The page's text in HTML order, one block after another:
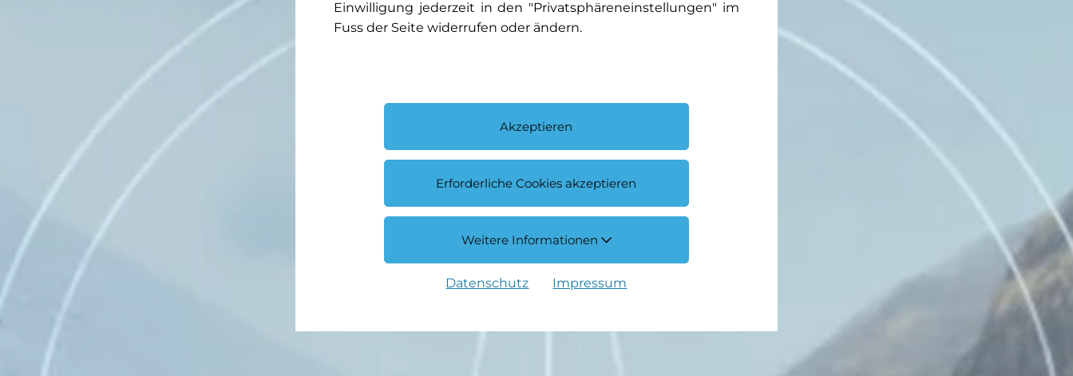
Einwilligung jederzeit in den "Privatsphäreneinstellungen" im
Fuss der Seite widerrufen oder ändern.
Akzeptieren
Erforderliche Cookies akzeptieren
Weitere Informationen
Datenschutz Impressum